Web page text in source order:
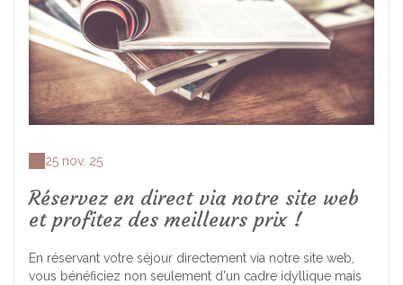
25 nov. 25
Réservez en direct via notre site web
et profitez des meilleurs prix !
En réservant votre séjour directement via notre site web,
vous bénéficiez non seulement d'un cadre idyllique mais